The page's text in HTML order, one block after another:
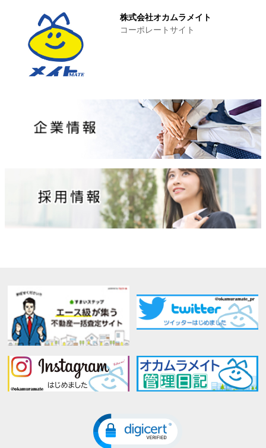
株式会社オカムラメイト
コーポレートサイト